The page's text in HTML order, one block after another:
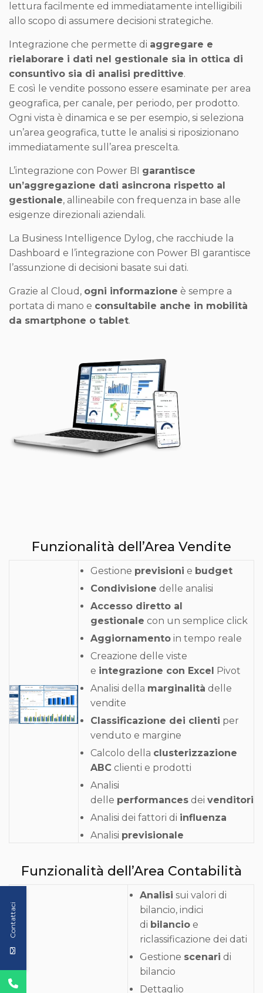
lettura facilmente ed immediatamente intelligibili
allo scopo di assumere decisioni strategiche.
Integrazione che permette di aggregare e
rielaborare i dati nel gestionale sia in ottica di
consuntivo sia di analisi predittive.
E così le vendite possono essere esaminate per area
geografica, per canale, per periodo, per prodotto.
Ogni vista è dinamica e se per esempio, si seleziona
un’area geografica, tutte le analisi si riposizionano
immediatamente sull’area prescelta.
L’integrazione con Power BI garantisce
un’aggregazione dati asincrona rispetto al
gestionale, allineabile con frequenza in base alle
esigenze direzionali aziendali.
La Business Intelligence Dylog, che racchiude la
Dashboard e l’integrazione con Power BI garantisce
l’assunzione di decisioni basate sui dati.
Grazie al Cloud, ogni informazione è sempre a
portata di mano e consultabile anche in mobilità
da smartphone o tablet.
Funzionalità dell’Area Vendite
Gestione previsioni e budget
Condivisione delle analisi
Accesso diretto al
gestionale con un semplice click
Aggiornamento in tempo reale
Creazione delle viste
e integrazione con Excel Pivot
Analisi della marginalità delle
vendite
Classificazione dei clienti per
venduto e margine
Calcolo della clusterizzazione
ABC clienti e prodotti
Analisi
delle performances dei venditori
Analisi dei fattori di influenza
Analisi previsionale
Funzionalità dell’Area Contabilità
Analisi sui valori di
bilancio, indici
di bilancio e
riclassificazione dei dati
Gestione scenari di
bilancio
Dettaglio
Contattaci